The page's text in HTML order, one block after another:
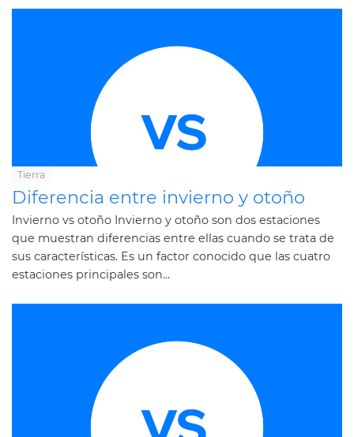
Tierra
Diferencia entre invierno y otoño
Invierno vs otoño Invierno y otoño son dos estaciones
que muestran diferencias entre ellas cuando se trata de
sus características. Es un factor conocido que las cuatro
estaciones principales son...